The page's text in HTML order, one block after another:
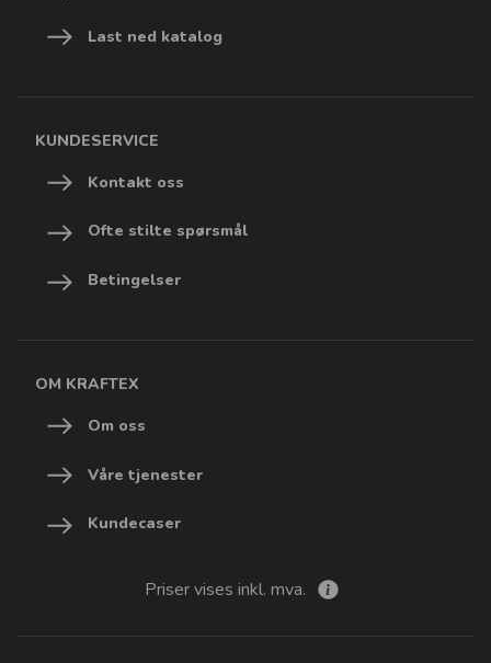
Last ned katalog
KUNDESERVICE
Kontakt oss
Ofte stilte spørsmål
Betingelser
OM KRAFTEX
Om oss
Våre tjenester
Kundecaser
Priser vises inkl. mva.